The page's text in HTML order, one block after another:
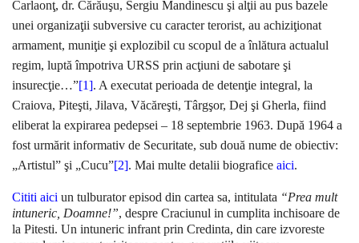
Carlaonţ, dr. Cărăuşu, Sergiu Mandinescu şi alţii au pus bazele
unei organizaţii subversive cu caracter terorist, au achiziţionat
armament, muniţie şi explozibil cu scopul de a înlătura actualul
regim, luptă împotriva URSS prin acţiuni de sabotare şi
insurecţie…”[1]. A executat perioada de detenţie integral, la
Craiova, Piteşti, Jilava, Văcăreşti, Târgşor, Dej şi Gherla, fiind
eliberat la expirarea pedepsei – 18 septembrie 1963. După 1964 a
fost urmărit informativ de Securitate, sub două nume de obiectiv:
„Artistul” şi „Cucu”[2]. Mai multe detalii biografice aici.
Cititi aici un tulburator episod din cartea sa, intitulata “Prea mult
intuneric, Doamne!”, despre Craciunul in cumplita inchisoare de
la Pitesti. Un intuneric infrant prin Credinta, din care izvoreste